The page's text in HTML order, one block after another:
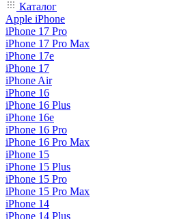
Каталог
Apple iPhone
iPhone 17 Pro
iPhone 17 Pro Max
iPhone 17e
iPhone 17
iPhone Air
iPhone 16
iPhone 16 Plus
iPhone 16e
iPhone 16 Pro
iPhone 16 Pro Max
iPhone 15
iPhone 15 Plus
iPhone 15 Pro
iPhone 15 Pro Max
iPhone 14
iPhone 14 Plus